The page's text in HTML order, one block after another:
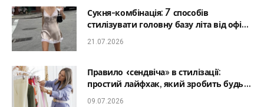
Сукня-комбінація: 7 способів
стилізувати головну базу літа від офісу
до романтичної вечері
21.07.2026
Правило «сендвіча» в стилізації:
простий лайфхак, який зробить будь-
який образ гармонійним
09.07.2026